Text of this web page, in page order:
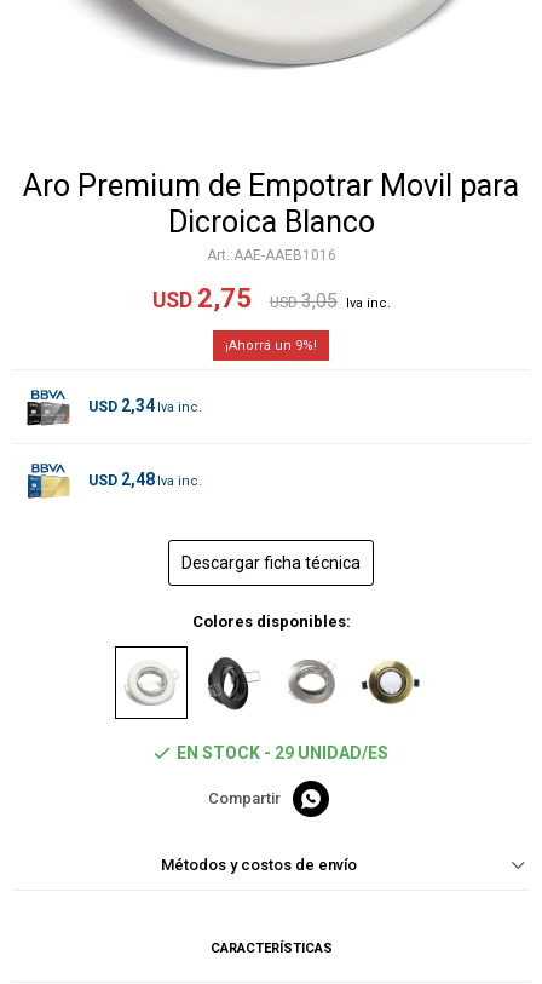
Aro Premium de Empotrar Movil para
Dicroica Blanco
AAE-AAEB1016
USD 2,75 USD 3,05
9
USD 2,34
USD 2,48
Descargar ficha técnica
Colores disponibles:
EN STOCK - 29 UNIDAD/ES

Métodos y costos de envío
CARACTERÍSTICAS